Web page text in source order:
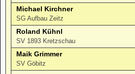
Michael Kirchner
SG Aufbau Zeitz
Roland Kühnl
SV 1893 Kretzschau
Maik Grimmer
SV Göbitz